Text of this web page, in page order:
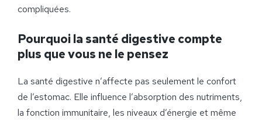
compliquées.
Pourquoi la santé digestive compte
plus que vous ne le pensez
La santé digestive n’affecte pas seulement le confort
de l’estomac. Elle influence l’absorption des nutriments,
la fonction immunitaire, les niveaux d’énergie et même